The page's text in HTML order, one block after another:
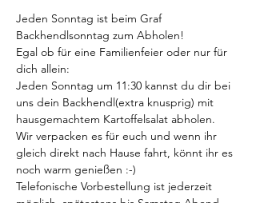
Jeden Sonntag ist beim Graf
Backhendlsonntag zum Abholen!
Egal ob für eine Familienfeier oder nur für
dich allein:
Jeden Sonntag um 11:30 kannst du dir bei
uns dein Backhendl(extra knusprig) mit
hausgemachtem Kartoffelsalat abholen.
Wir verpacken es für euch und wenn ihr
gleich direkt nach Hause fahrt, könnt ihr es
noch warm genießen :-)
Telefonische Vorbestellung ist jederzeit